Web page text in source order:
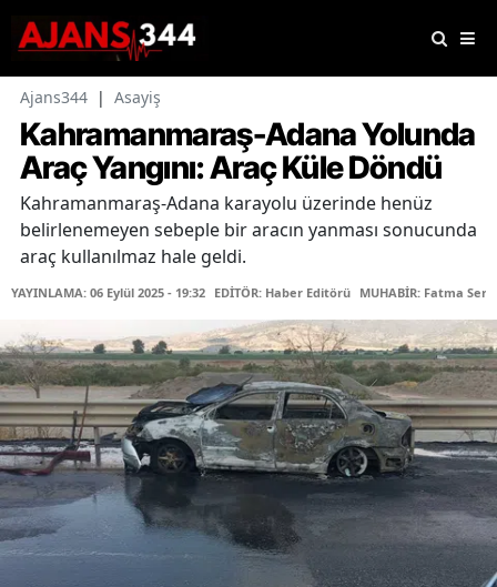
Ajans344 | Asayiş
Kahramanmaraş-Adana Yolunda
Araç Yangını: Araç Küle Döndü
Kahramanmaraş-Adana karayolu üzerinde henüz
belirlenemeyen sebeple bir aracın yanması sonucunda
araç kullanılmaz hale geldi.
YAYINLAMA: 06 Eylül 2025 - 19:32 EDİTÖR: Haber Editörü MUHABİR: Fatma